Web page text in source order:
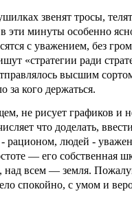
звенят тросы,
эти минуты особенно
с уважением, без
«стратегии ради
высшим
за кого держаться.
не рисует графиков и
что доделать,
- рационом, людей -
— его собственная
над всем — земля.
спокойно, с умом и